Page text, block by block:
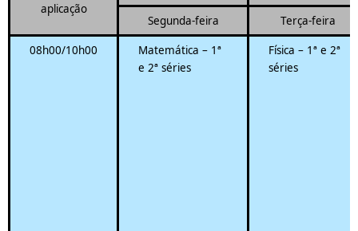
aplicação
Segunda-feira Terça-feira
08h00/10h00
Matemática – 1ª
e 2ª séries
Física – 1ª e 2ª
séries